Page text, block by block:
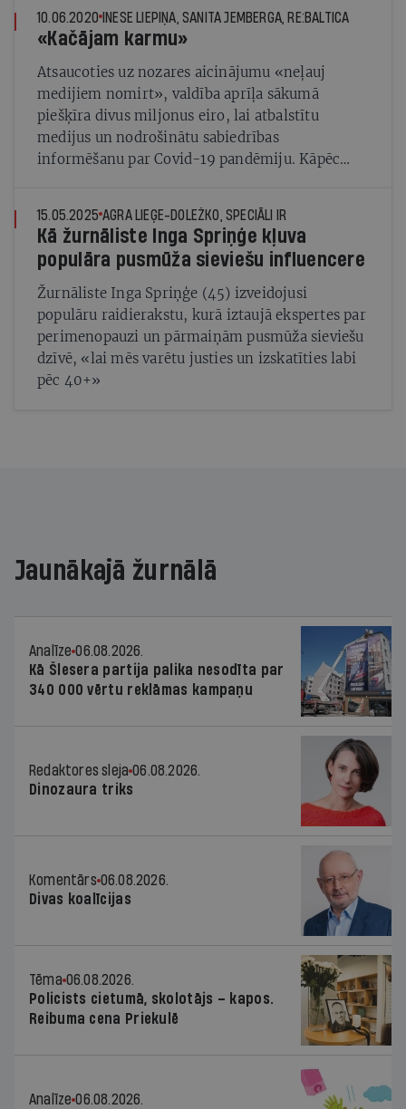
10.06.2020 INESE LIEPIŅA, SANITA JEMBERGA, RE:BALTICA
«Kačājam karmu»
Atsaucoties uz nozares aicinājumu «neļauj
medijiem nomirt», valdība aprīļa sākumā
piešķīra divus miljonus eiro, lai atbalstītu
medijus un nodrošinātu sabiedrības
informēšanu par Covid-19 pandēmiju. Kāpēc
15.05.2025 AGRA LIEĢE-DOLEŽKO, SPECIĀLI IR
Kā žurnāliste Inga Spriņģe kļuva
populāra pusmūža sieviešu influencere
Žurnāliste Inga Spriņģe (45) izveidojusi
populāru raidierakstu, kurā iztaujā ekspertes par
perimenopauzi un pārmaiņām pusmūža sieviešu
dzīvē, «lai mēs varētu justies un izskatīties labi
pēc 40+»
Jaunākajā žurnālā
Analīze 06.08.2026.
Kā Šlesera partija palika nesodīta par
340 000 vērtu reklāmas kampaņu
Redaktores sleja 06.08.2026.
Dinozaura triks
Komentārs 06.08.2026.
Divas koalīcijas
Tēma 06.08.2026.
Policists cietumā, skolotājs – kapos.
Reibuma cena Priekulē
Analīze 06.08.2026.